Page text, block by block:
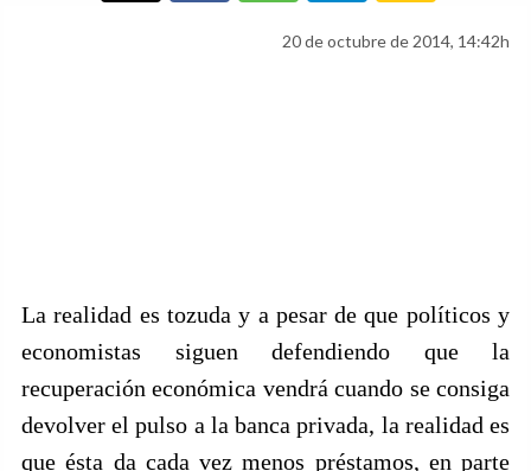
20 de octubre de 2014, 14:42h
La realidad es tozuda y a pesar de que políticos y
economistas siguen defendiendo que la
recuperación económica vendrá cuando se consiga
devolver el pulso a la banca privada, la realidad es
que ésta da cada vez menos préstamos, en parte